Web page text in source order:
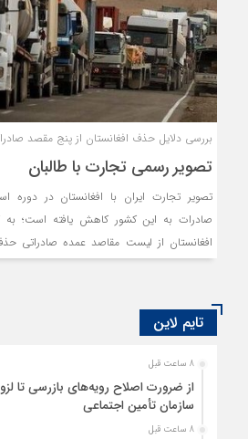
بررسی دلایل حذف افغانستان از پنج مقصد
تصویر رسمی تجارت با طالبان
تصویر تجارت ایران با افغانستان در دوره
صادرات به این کشور کاهش یافته است؛ به
افغانستان از لیست مقاصد عمده
تایم لاین
8 ساعت قبل
از ضرورت اصلاح رویه‌های بازرسی تا
سازمان تأمین اجتماعی
8 ساعت قبل